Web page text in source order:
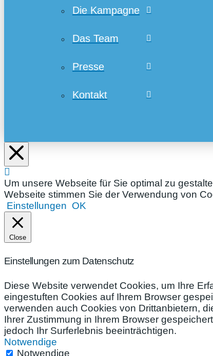
Die Kampagne
Das Team
Presse
Kontakt
Um unsere Webseite für Sie optimal zu
Webseite stimmen Sie der Verwendung von
Einstellungen OK
Close
Einstellungen zum Datenschutz
Diese Website verwendet Cookies, um Ihre
eingestuften Cookies auf Ihrem Browser
verwenden auch Cookies von Drittanbietern,
Ihrer Zustimmung in Ihrem Browser
jedoch Ihr Surferlebnis beeinträchtigen.
Notwendige
Notwendige